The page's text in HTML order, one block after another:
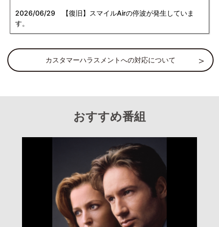
2026/06/29 【復旧】スマイルAirの停波が発生していま
す。
カスタマーハラスメントへの対応について
おすすめ番組